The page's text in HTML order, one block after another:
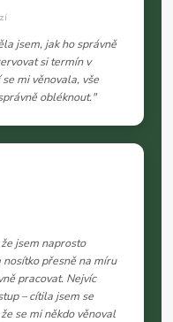
jsem, jak ho správně
si termín v
mi věnovala, vše
obléknout."
jsem naprosto
přesně na míru
pracovat. Nejvíc
– cítila jsem se
se mi někdo věnoval